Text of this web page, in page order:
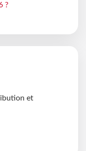
?
et